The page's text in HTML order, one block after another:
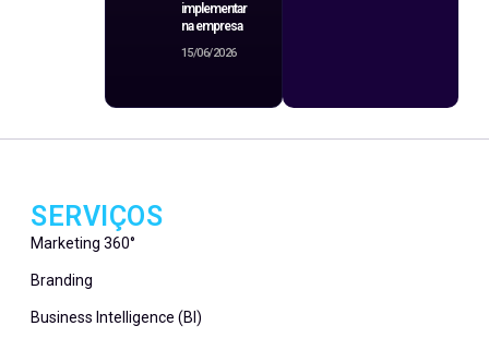
implementar
na empresa
15/06/2026
SERVIÇOS
Marketing 360°
Branding
Business Intelligence (BI)